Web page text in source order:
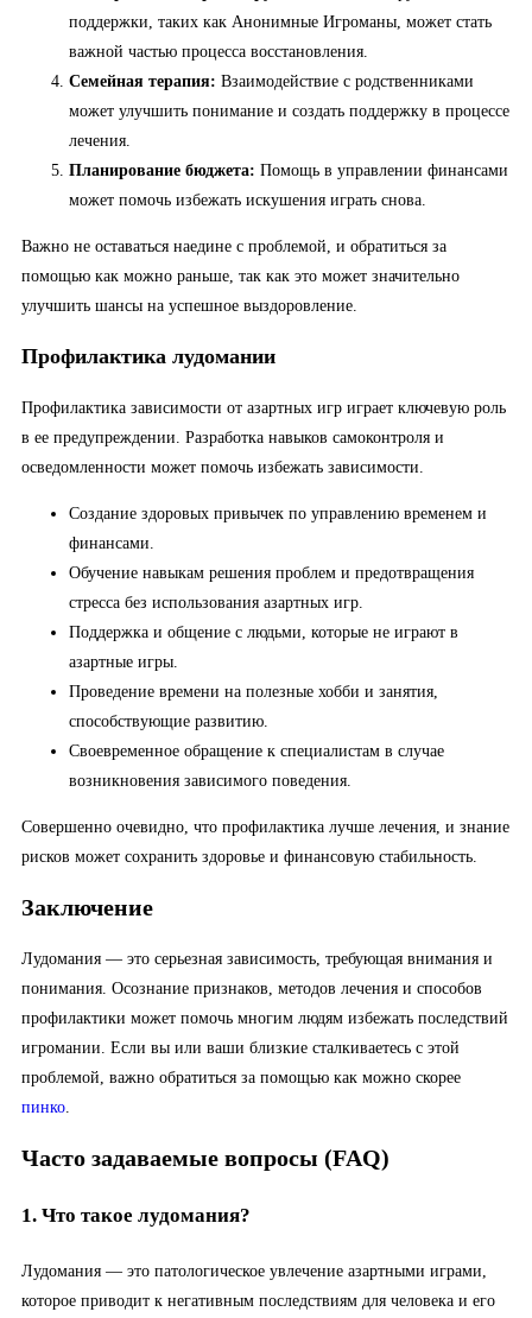
поддержки, таких как Анонимные Игроманы, может стать
важной частью процесса восстановления.
Семейная терапия: Взаимодействие с родственниками
может улучшить понимание и создать поддержку в процессе
лечения.
Планирование бюджета: Помощь в управлении финансами
может помочь избежать искушения играть снова.
Важно не оставаться наедине с проблемой, и обратиться за
помощью как можно раньше, так как это может значительно
улучшить шансы на успешное выздоровление.
Профилактика лудомании
Профилактика зависимости от азартных игр играет ключевую роль
в ее предупреждении. Разработка навыков самоконтроля и
осведомленности может помочь избежать зависимости.
Создание здоровых привычек по управлению временем и
финансами.
Обучение навыкам решения проблем и предотвращения
стресса без использования азартных игр.
Поддержка и общение с людьми, которые не играют в
азартные игры.
Проведение времени на полезные хобби и занятия,
способствующие развитию.
Своевременное обращение к специалистам в случае
возникновения зависимого поведения.
Совершенно очевидно, что профилактика лучше лечения, и знание
рисков может сохранить здоровье и финансовую стабильность.
Заключение
Лудомания — это серьезная зависимость, требующая внимания и
понимания. Осознание признаков, методов лечения и способов
профилактики может помочь многим людям избежать последствий
игромании. Если вы или ваши близкие сталкиваетесь с этой
проблемой, важно обратиться за помощью как можно скорее
пинко
Часто задаваемые вопросы (FAQ)
1. Что такое лудомания?
Лудомания — это патологическое увлечение азартными играми,
которое приводит к негативным последствиям для человека и его